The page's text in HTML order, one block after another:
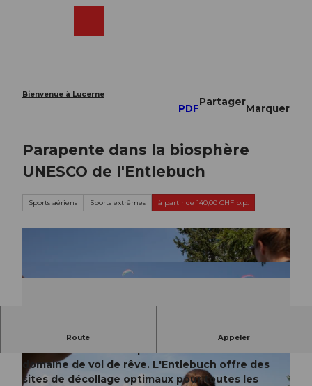
Bienvenue à Lucerne
PDF
Partager
Marquer
Parapente dans la biosphère
UNESCO de l'Entlebuch
Sports aériens Sports extrêmes à partir de 140,00 CHF p.p.
Route Appeler
L'Entlebuch offre aux parapentistes et aux
deltistes différentes possibilités de découvrir ce
domaine de vol de rêve. L'Entlebuch offre des
sites de décollage optimaux pour toutes les